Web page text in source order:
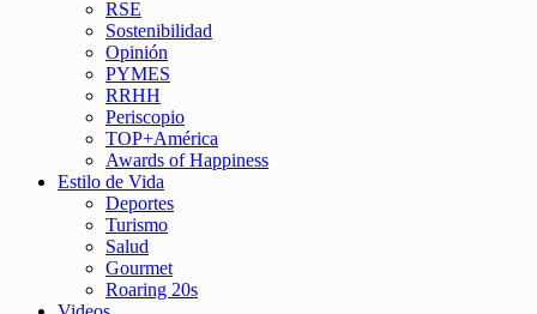
RSE
Sostenibilidad
Opinión
PYMES
RRHH
Periscopio
TOP+América
Awards of Happiness
Estilo de Vida
Deportes
Turismo
Salud
Gourmet
Roaring 20s